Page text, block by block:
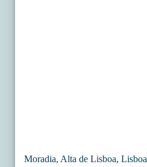
Moradia, Alta de Lisboa, Lisboa